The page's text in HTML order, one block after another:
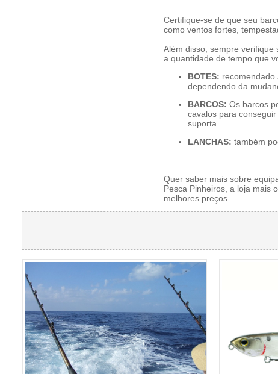
Certifique-se de que seu
como ventos fortes,
Além disso, sempre
a quantidade de tempo que
BOTES: recomendado
dependendo da
BARCOS: Os barcos
cavalos para
suporta
LANCHAS: também
Quer saber mais sobre
Pesca Pinheiros , a loja mais
melhores preços.